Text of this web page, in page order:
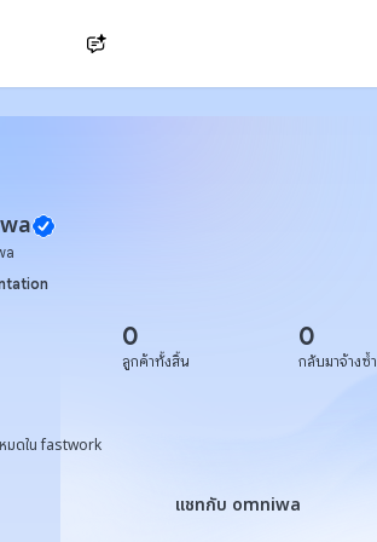
0
ลูกค้าทั้งสิ้น
0
กลับมาจ้างซ้ำ
มดใน fastwork
ทกับ omniwaแชทกับ omniwa